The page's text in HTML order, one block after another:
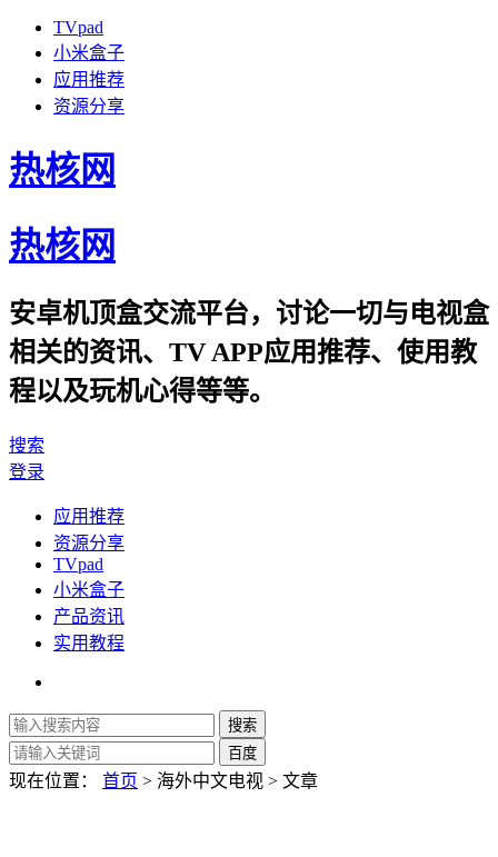
TVpad
小米盒子
应用推荐
资源分享
热核网
热核网
安卓机顶盒交流平台，讨论一切与电视盒
相关的资讯、TV APP应用推荐、使用教
程以及玩机心得等等。
搜索
登录
应用推荐
资源分享
TVpad
小米盒子
产品资讯
实用教程
现在位置： 首页 > 海外中文电视 > 文章